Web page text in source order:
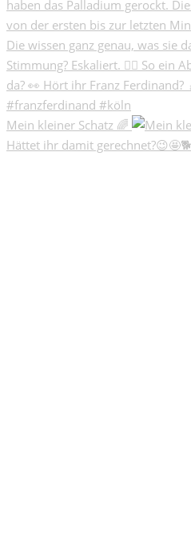
Mein kleiner Schatz 🌈
Hättet ihr damit